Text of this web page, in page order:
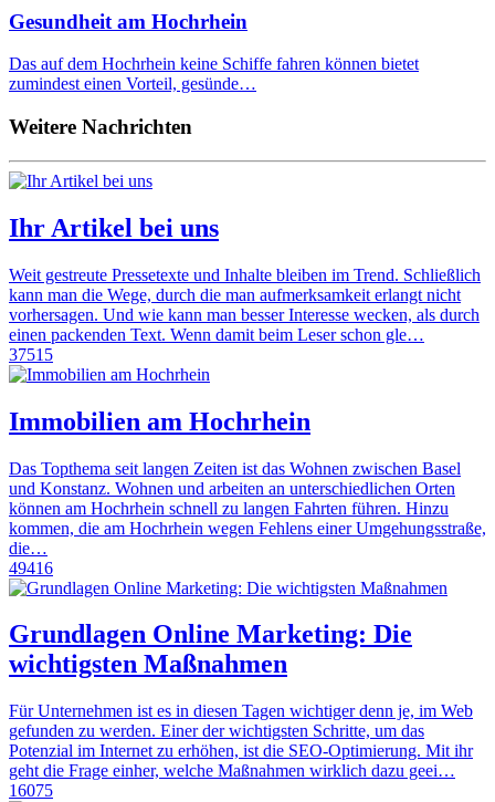
Gesundheit am Hochrhein
Das auf dem Hochrhein keine Schiffe fahren können bietet
zumindest einen Vorteil, gesünde…
Weitere Nachrichten
Ihr Artikel bei uns
Weit gestreute Pressetexte und Inhalte bleiben im Trend. Schließlich
kann man die Wege, durch die man aufmerksamkeit erlangt nicht
vorhersagen. Und wie kann man besser Interesse wecken, als durch
einen packenden Text. Wenn damit beim Leser schon gle…
37515
Immobilien am Hochrhein
Das Topthema seit langen Zeiten ist das Wohnen zwischen Basel
und Konstanz. Wohnen und arbeiten an unterschiedlichen Orten
können am Hochrhein schnell zu langen Fahrten führen. Hinzu
kommen, die am Hochrhein wegen Fehlens einer Umgehungsstraße,
die…
49416
Grundlagen Online Marketing: Die
wichtigsten Maßnahmen
Für Unternehmen ist es in diesen Tagen wichtiger denn je, im Web
gefunden zu werden. Einer der wichtigsten Schritte, um das
Potenzial im Internet zu erhöhen, ist die SEO-Optimierung. Mit ihr
geht die Frage einher, welche Maßnahmen wirklich dazu geei…
16075